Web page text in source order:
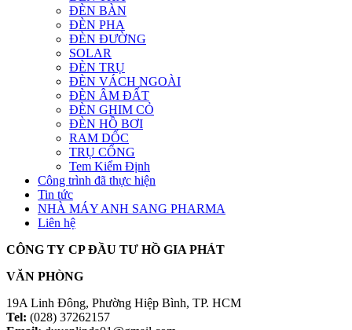
ĐÈN BÀN
ĐÈN PHA
ĐÈN ĐƯỜNG
SOLAR
ĐÈN TRỤ
ĐÈN VÁCH NGOÀI
ĐÈN ÂM ĐẤT
ĐÈN GHIM CỎ
ĐÈN HỒ BƠI
RAM DỐC
TRỤ CỔNG
Tem Kiểm Định
Công trình đã thực hiện
Tin tức
NHÀ MÁY ANH SANG PHARMA
Liên hệ
CÔNG TY CP ĐẦU TƯ HỒ GIA PHÁT
VĂN PHÒNG
19A Linh Đông, Phường Hiệp Bình, TP. HCM
Tel: (028) 37262157